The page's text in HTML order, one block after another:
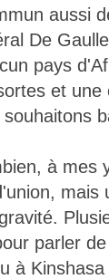
aussi
De
pays
et
à mes
parler
à